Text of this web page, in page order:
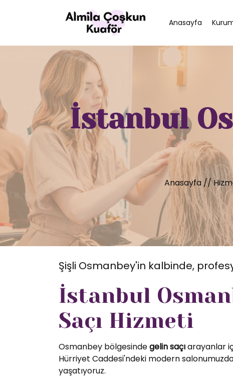
Anasayfa
İstanbul
Anasayfa//
Şişli Osmanbey'in kalbinde,
İstanbul
Saçı Hizmeti
Osmanbey bölgesindegelin saçıarayanlar
Hürriyet Caddesi'ndeki modern
yaşatıyoruz.